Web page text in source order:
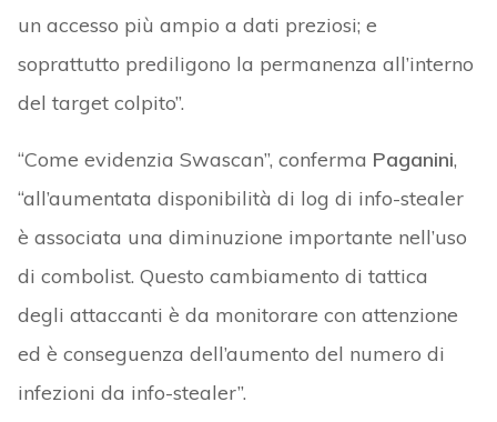
un accesso più ampio a dati preziosi; e
soprattutto prediligono la permanenza all’interno
del target colpito”.
“Come evidenzia Swascan”, conferma Paganini,
“all’aumentata disponibilità di log di info-stealer
è associata una diminuzione importante nell’uso
di combolist. Questo cambiamento di tattica
degli attaccanti è da monitorare con attenzione
ed è conseguenza dell’aumento del numero di
infezioni da info-stealer”.